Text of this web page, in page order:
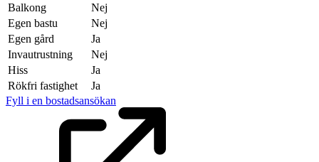
Balkong
Nej
Egen bastu
Nej
Egen gård
Ja
Invautrustning
Nej
Hiss
Ja
Rökfri fastighet
Ja
Fyll i en bostadsansökan